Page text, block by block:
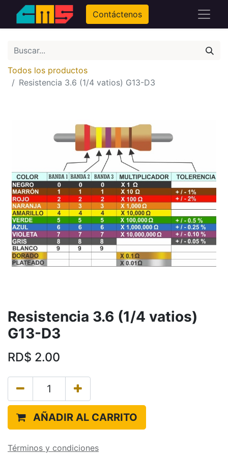
Contáctenos
Todos los productos
Resistencia 3.6 (1/4 vatios) G13-D3
Resistencia 3.6 (1/4 vatios)
G13-D3
RD$ 2.00
AÑADIR AL CARRITO
Términos y condiciones